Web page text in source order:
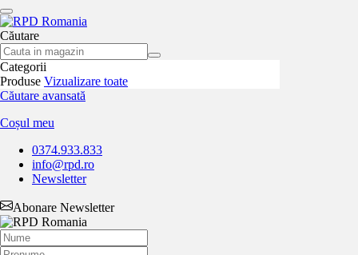
Căutare
Categorii
Produse Vizualizare toate
Căutare avansată
Coșul meu
0374.933.833
info@rpd.ro
Newsletter
Abonare Newsletter